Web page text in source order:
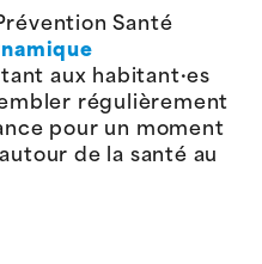
Santé
aux habitant·es
régulièrement
pour un moment
de la santé au